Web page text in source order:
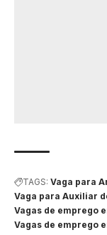
TAGS: Vaga para
Vaga para Auxiliar
Vagas de emprego
Vagas de emprego